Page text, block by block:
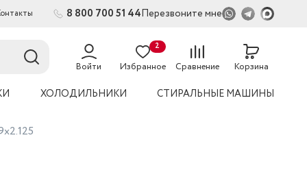
8 800 700 51 44Перезвоните мне
Войти Избранное
2
Сравнение
54
Корзина
ХОЛОДИЛЬНИКИ СТИРАЛЬНЫЕ МАШИНЫ